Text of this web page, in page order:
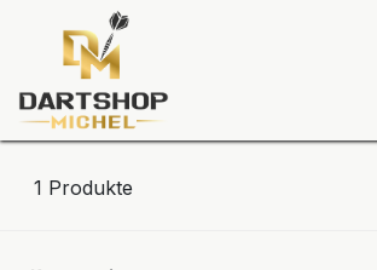
Zum Inhalt springen
1 Produkte